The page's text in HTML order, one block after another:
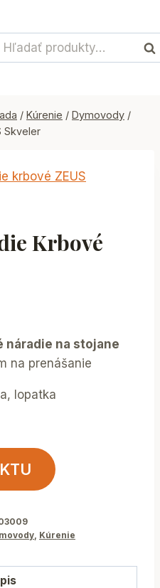
Hľadať:
/ Kúrenie / Dymovody /
Skveler
Krbové
náradie na stojane
na prenášanie
lopatka
, Kúrenie